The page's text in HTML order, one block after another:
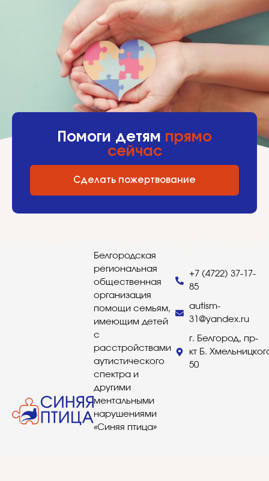
Помоги детям прямо
сейчас
Сделать пожертвование
Белгородская
региональная
общественная
организация
помощи семьям,
имеющим детей
с
расстройствами
аутистического
спектра и
другими
ментальными
нарушениями
«Синяя птица»
+7 (4722) 37-17-
85
autism-
31@yandex.ru
г. Белгород, пр-
кт Б.
50